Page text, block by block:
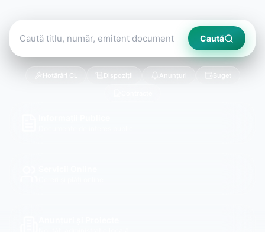
Caută
Hotărâri CL Dispoziții Anunțuri Buget